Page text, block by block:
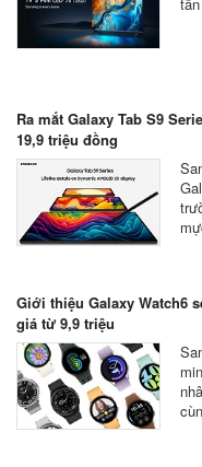
Ra mắt Galaxy Tab S9
19,9 triệu đồng
Giới thiệu Galaxy Watch6
giá từ 9,9 triệu